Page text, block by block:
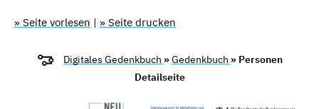
» Seite vorlesen | » Seite drucken
Digitales Gedenkbuch »Gedenkbuch » Personen
Detailseite